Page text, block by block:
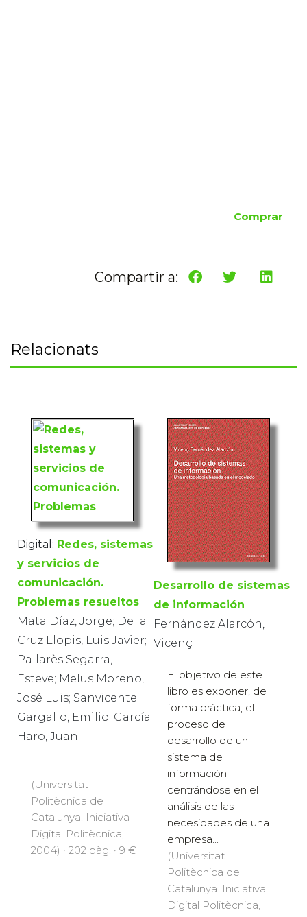
Comprar
Compartir a:
Relacionats
Digital: Redes, sistemas
y servicios de
comunicación.
Problemas resueltos
Mata Díaz, Jorge; De la
Cruz Llopis, Luis Javier;
Pallarès Segarra,
Esteve; Melus Moreno,
José Luis; Sanvicente
Gargallo, Emilio; García
Haro, Juan
(Universitat
Politècnica de
Catalunya. Iniciativa
Digital Politècnica,
2004) · 202 pàg. · 9 €
Desarrollo de sistemas
de información
Fernández Alarcón,
Vicenç
El objetivo de este
libro es exponer, de
forma práctica, el
proceso de
desarrollo de un
sistema de
información
centrándose en el
análisis de las
necesidades de una
empresa...
(Universitat
Politècnica de
Catalunya. Iniciativa
Digital Politècnica,